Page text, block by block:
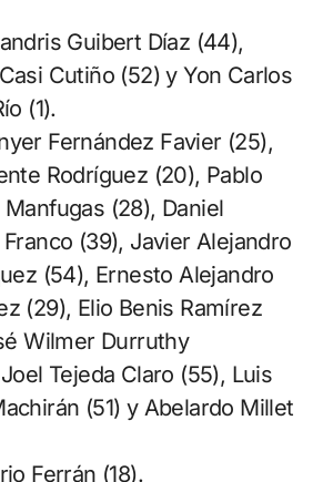
Guibert Díaz (44),
Cutiño (52) y Yon Carlos
(1).
Fernández Favier (25),
Rodríguez (20), Pablo
(28), Daniel
(39), Javier Alejandro
(54), Ernesto Alejandro
(29), Elio Benis Ramírez
Wilmer Durruthy
Tejeda Claro (55), Luis
(51) y Abelardo Millet
Ferrán (18).